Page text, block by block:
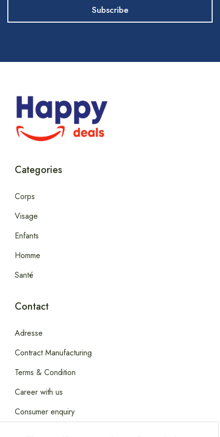
Categories
Corps
Visage
Enfants
Homme
Santé
Contact
Adresse
Contract Manufacturing
Terms & Condition
Career with us
Consumer enquiry